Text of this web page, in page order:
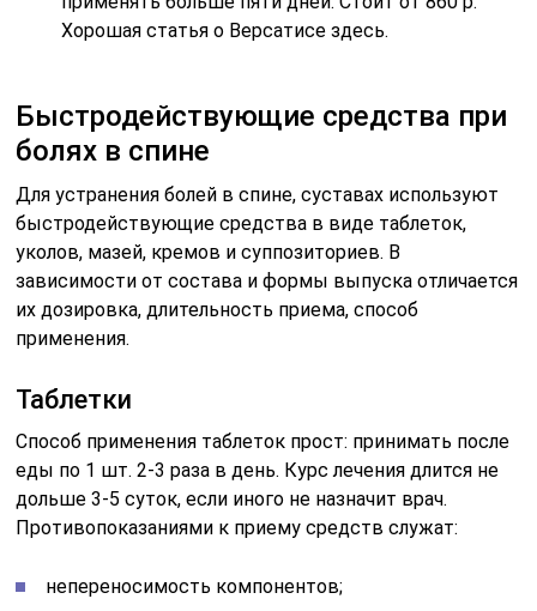
Хорошая статья о Версатисе здесь.
Быстродействующие средства при
болях в спине
Для устранения болей в спине, суставах используют
быстродействующие средства в виде таблеток,
уколов, мазей, кремов и суппозиториев. В
зависимости от состава и формы выпуска отличается
их дозировка, длительность приема, способ
применения.
Таблетки
Способ применения таблеток прост: принимать после
еды по 1 шт. 2-3 раза в день. Курс лечения длится не
дольше 3-5 суток, если иного не назначит врач.
Противопоказаниями к приему средств служат:
непереносимость компонентов;